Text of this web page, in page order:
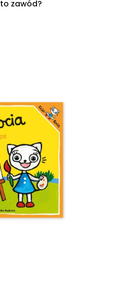
zawód?